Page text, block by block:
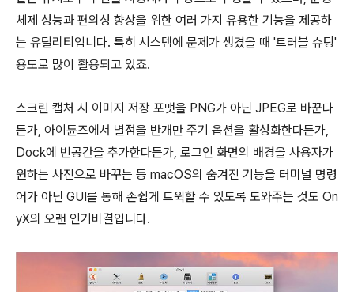
체제 성능과 편의성 향상을 위한 여러 가지 유용한 기능을 제공하
는 유틸리티입니다. 특히 시스템에 문제가 생겼을 때 '트러블 슈팅'
용도로 많이 활용되고 있죠.
스크린 캡처 시 이미지 저장 포맷을 PNG가 아닌 JPEG로 바꾼다
든가, 아이튠즈에서 별점을 반개만 주기 옵션을 활성화한다든가,
Dock에 빈공간을 추가한다든가, 로그인 화면의 배경을 사용자가
원하는 사진으로 바꾸는 등 macOS의 숨겨진 기능을 터미널 명령
어가 아닌 GUI를 통해 손쉽게 트윅할 수 있도록 도와주는 것도 On
yX의 오랜 인기비결입니다.